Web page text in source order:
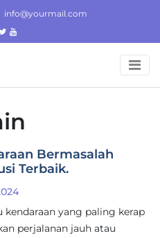
info@yourmail.com
Bermasalah
Terbaik.
yang paling kerap
perjalanan jauh atau